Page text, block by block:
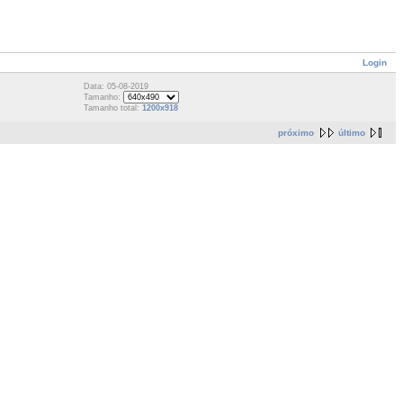
Login
Data: 05-08-2019
Tamanho:
Tamanho total: 1200x918
próximo último